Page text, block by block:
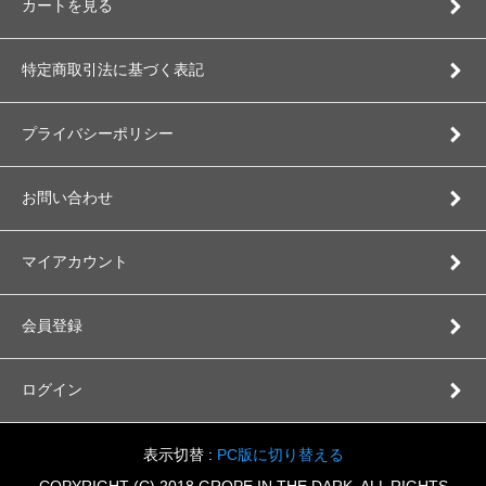
カートを見る
特定商取引法に基づく表記
プライバシーポリシー
お問い合わせ
マイアカウント
会員登録
ログイン
表示切替 : PC版に切り替える